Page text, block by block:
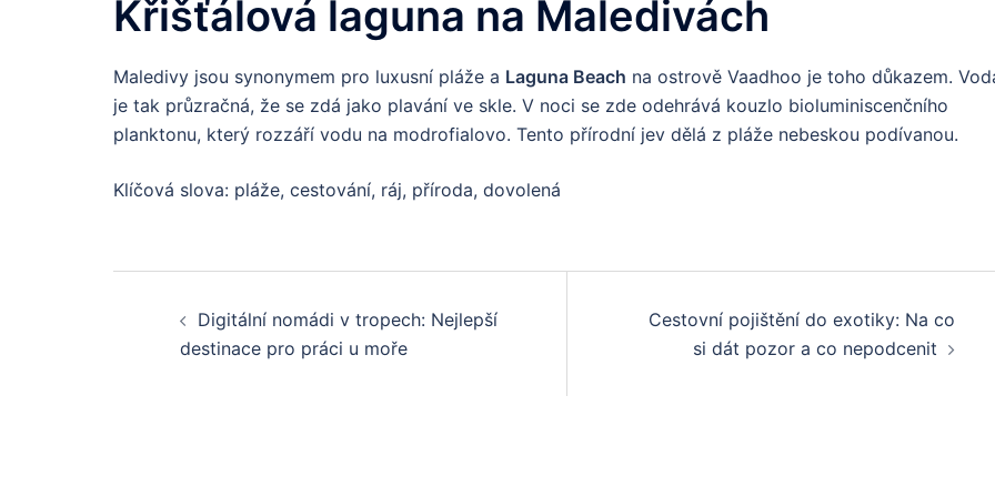
Křišťálová laguna na Maledivách
Maledivy jsou synonymem pro luxusní pláže a Laguna Beach na ostrově Vaadhoo je toho důkazem.
je tak průzračná, že se zdá jako plavání ve skle. V noci se zde odehrává kouzlo bioluminiscenčního
planktonu, který rozzáří vodu na modrofialovo. Tento přírodní jev dělá z pláže nebeskou podívanou.
Klíčová slova: pláže, cestování, ráj, příroda, dovolená
navigation
Digitální nomádi v tropech: Nejlepší
destinace pro práci u moře
Cestovní pojištění do exotiky: Na co
si dát pozor a co nepodcenit